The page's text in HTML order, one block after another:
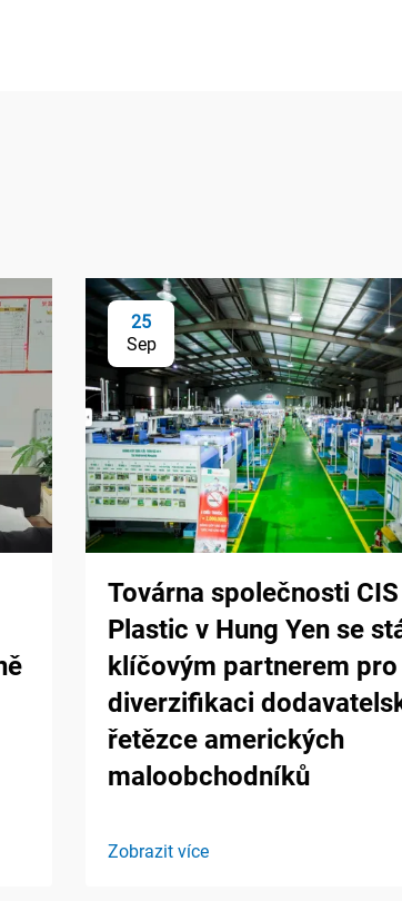
25
Sep
Továrna společnosti CIS
Plastic v Hung Yen se
klíčovým partnerem pro
diverzifikaci
řetězce amerických
maloobchodníků
Zobrazit více